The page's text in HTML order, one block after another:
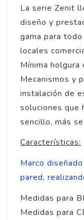
La serie Zenit
diseño y
gama para
locales
Mínima
Mecanismos y
instalación de
soluciones que
sencillo, más
Características:
Marco
pared,
Medidas para
Medidas para